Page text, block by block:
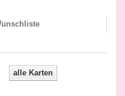
alle Karten